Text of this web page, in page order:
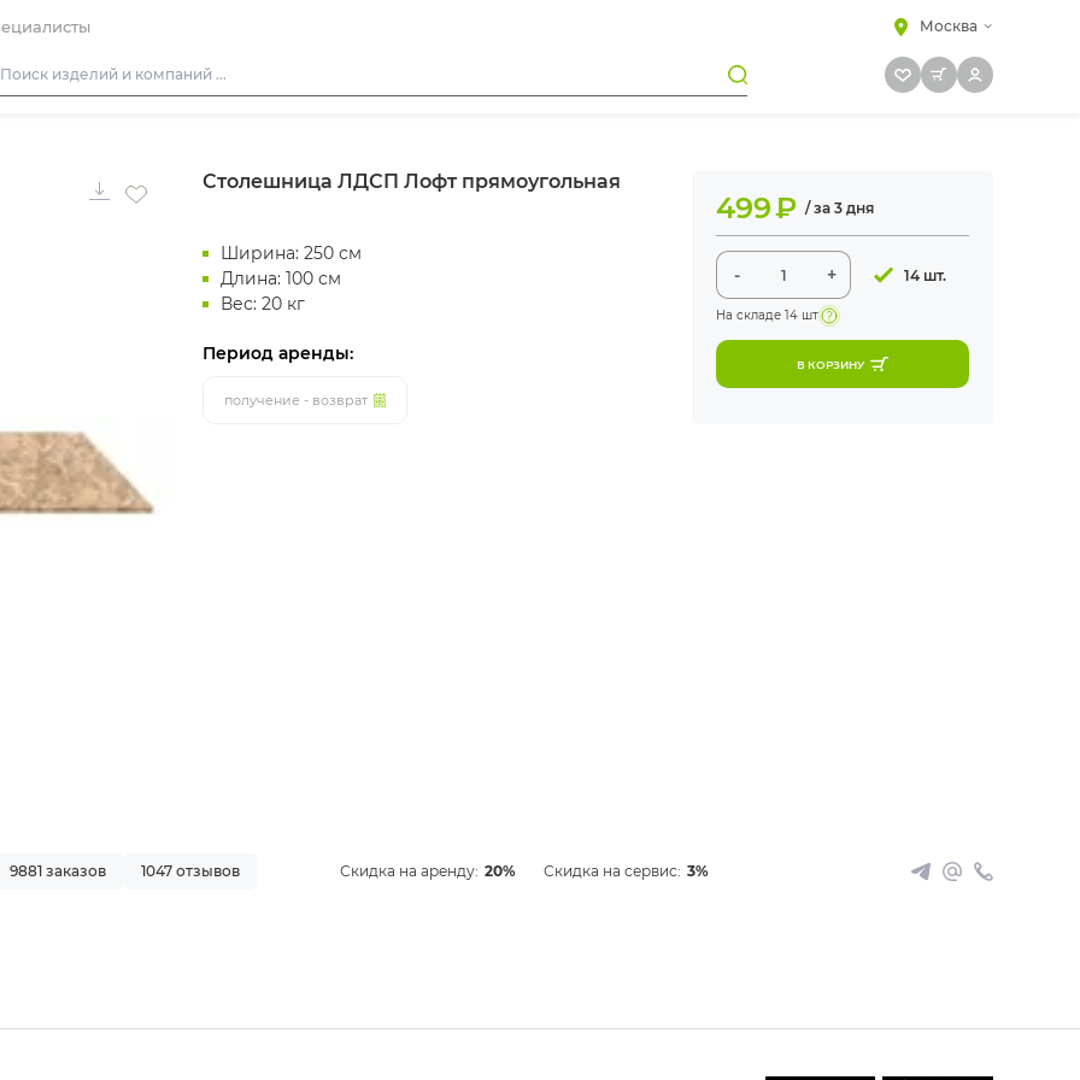
Москва
Столешница ЛДСП Лофт прямоугольная
Ширина: 250 см
Длина: 100 см
Вес: 20 кг
Период аренды:
получение - возврат
499₽ / за 3 дня
- + 14 шт.
На складе 14 шт
В КОРЗИНУ
9881 заказов 1047 отзывов Скидка на аренду: 20% Скидка на сервис: 3%